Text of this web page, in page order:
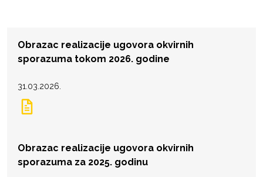
Obrazac realizacije ugovora okvirnih
sporazuma tokom 2026. godine
31.03.2026.
Obrazac realizacije ugovora okvirnih
sporazuma za 2025. godinu